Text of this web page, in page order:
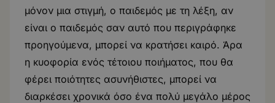
μόνον μια στιγμή, ο παιδεμός με τη λέξη, αν
είναι ο παιδεμός σαν αυτό που περιγράφηκε
προηγούμενα, μπορεί να κρατήσει καιρό. Άρα
η κυοφορία ενός τέτοιου ποιήματος, που θα
φέρει ποιότητες ασυνήθιστες, μπορεί να
διαρκέσει χρονικά όσο ένα πολύ μεγάλο μέρος